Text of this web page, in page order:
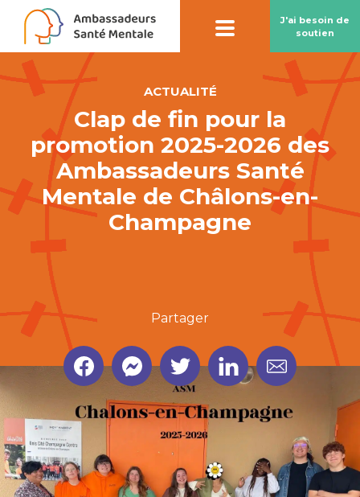
J'ai besoin de
soutien
ACTUALITÉ
Clap de fin pour la
promotion 2025-2026 des
Ambassadeurs Santé
Mentale de Châlons-en-
Champagne
Partager
Contact par chatbot
Notre chatbot peut vous aider à préserver
votre santé mentale
En savoir plus
Contact partéléphone